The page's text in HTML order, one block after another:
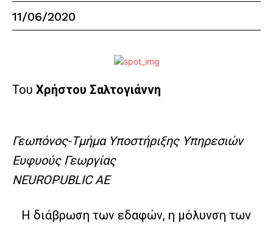
11/06/2020
Του Χρήστου Σαλτογιάννη
Γεωπόνος-Τμήμα Υποστήριξης Υπηρεσιών
Ευφυούς Γεωργίας
NEUROPUBLIC AE
Η διάβρωση των εδαφών, η μόλυνση των